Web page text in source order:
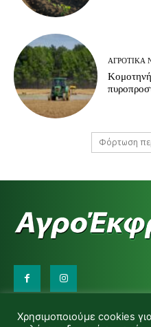
ΑΓΡΟΤΙΚΆ
Φόρτωση
d.makas@yahoo.gr
Χρησιμοποιούμε cookies